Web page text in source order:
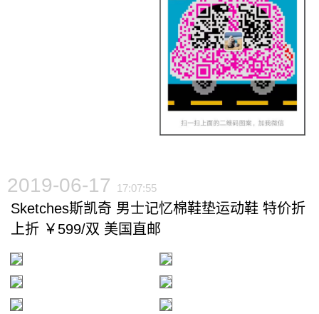
2019-06-17 17:07:55
Sketches斯凯奇 男士记忆棉鞋垫运动鞋 特价折
上折 ￥599/双 美国直邮